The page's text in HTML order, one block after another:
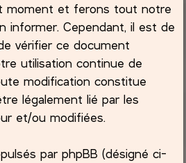
moment et ferons tout notre
informer. Cependant, il est de
vérifier ce document
utilisation continue de
modification constitue
légalement lié par les
et/ou modifiées.
par phpBB (désigné ci-